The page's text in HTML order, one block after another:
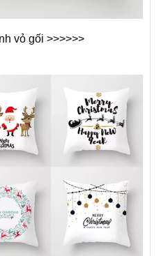
vỏ gối >>>>>>